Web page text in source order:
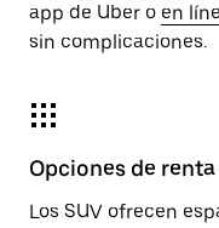
app de Uber o en
sin complicaciones.
Opciones de
Los SUV ofrecen